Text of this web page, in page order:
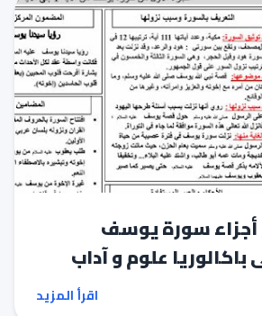
سورة يوسف
باكالوريا علوم و آداب
اقرأ المزيد